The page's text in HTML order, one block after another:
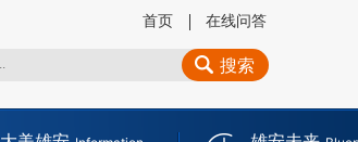
首页 在线问答
搜索